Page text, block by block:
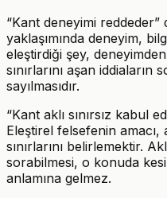
“Kant deneyimi reddeder”
yaklaşımında deneyim,
eleştirdiği şey,
sınırlarını aşan iddiaların
sayılmasıdır.
“Kant aklı sınırsız kabul
Eleştirel felsefenin
sınırlarını belirlemektir.
sorabilmesi, o konuda
anlamına gelmez.